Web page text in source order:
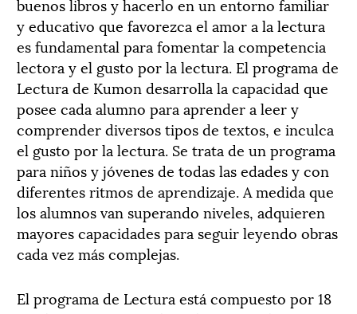
buenos libros y hacerlo en un entorno familiar
y educativo que favorezca el amor a la lectura
es fundamental para fomentar la competencia
lectora y el gusto por la lectura. El programa de
Lectura de Kumon desarrolla la capacidad que
posee cada alumno para aprender a leer y
comprender diversos tipos de textos, e inculca
el gusto por la lectura. Se trata de un programa
para niños y jóvenes de todas las edades y con
diferentes ritmos de aprendizaje. A medida que
los alumnos van superando niveles, adquieren
mayores capacidades para seguir leyendo obras
cada vez más complejas.
El programa de Lectura está compuesto por 18